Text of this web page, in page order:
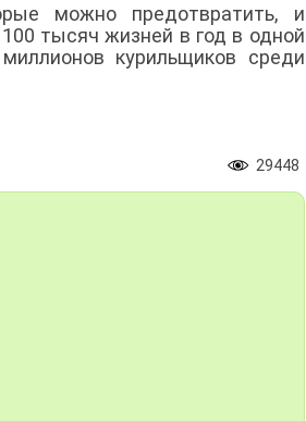
можно предотвратить, и
тысяч жизней в год в одной
курильщиков среди
29448